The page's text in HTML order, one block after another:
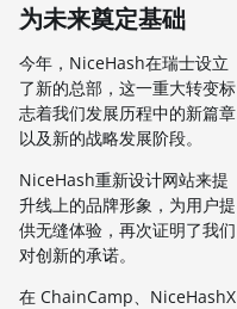
为未来奠定基础
今年，NiceHash在瑞士设立
了新的总部，这一重大转变标
志着我们发展历程中的新篇章
以及新的战略发展阶段。
NiceHash重新设计网站来提
升线上的品牌形象，为用户提
供无缝体验，再次证明了我们
对创新的承诺。
在 ChainCamp、NiceHashX